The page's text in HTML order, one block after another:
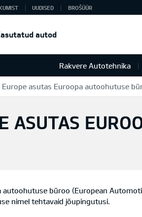
autod
UUDISED BROŠÜÜR
Rakvere Autotehnika
Europe asutas Euroopa autoohutuse
ASUTAS
autoohutuse büroo (European
nimel tehtavaid jõupingutusi.